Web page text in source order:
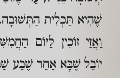
שֶׁהִיא תַּכְלִית
וַאֲזַי זוֹכִין לַיּוֹם
יוֹבֵל שֶׁבָּא אַחַר שֶׁבַע